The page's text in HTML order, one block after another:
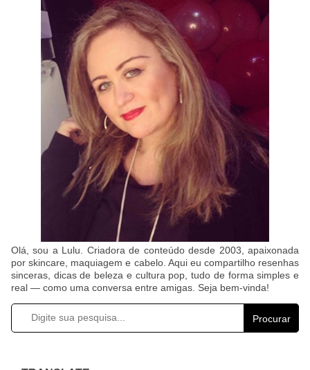
Olá, sou a Lulu. Criadora de conteúdo desde 2003, apaixonada
por skincare, maquiagem e cabelo. Aqui eu compartilho resenhas
sinceras, dicas de beleza e cultura pop, tudo de forma simples e
real — como uma conversa entre amigas. Seja bem-vinda!
Procurar